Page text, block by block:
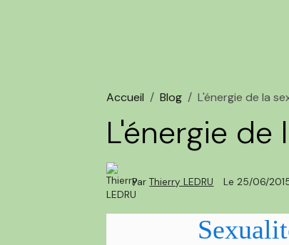
Accueil Blog L'énergie de la
L'énergie de
ParThierry LEDRU Le 25/06/